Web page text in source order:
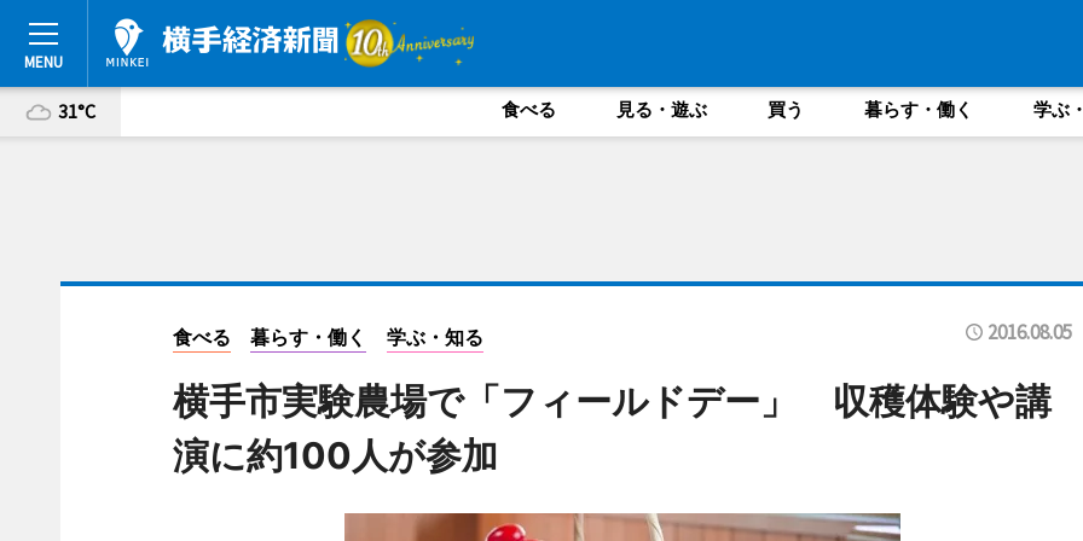
31°C 食べる 見る・遊ぶ 買う 暮らす・働く 学ぶ
食べる 暮らす・働く 学ぶ・知る 2016.08.05
横手市実験農場で「フィールドデー」 収穫体験や講
演に約100人が参加